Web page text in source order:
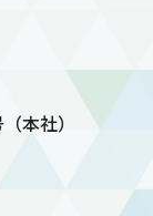
本社）